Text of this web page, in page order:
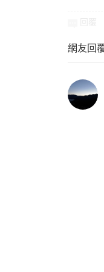
網友回